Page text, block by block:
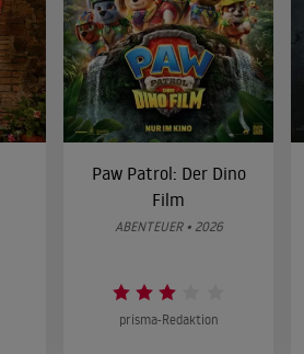
Paw Patrol: Der Dino
Film
ABENTEUER • 2026
prisma-Redaktion